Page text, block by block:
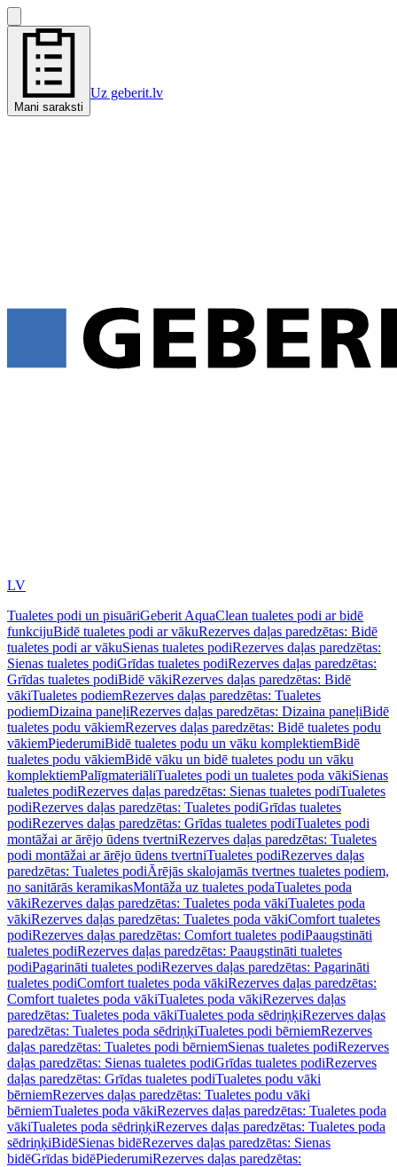
Mani saraksti
Uz geberit.lv
LV
Tualetes podi un pisuāriGeberit AquaClean tualetes podi ar bidē
funkcijuBidē tualetes podi ar vākuRezerves daļas paredzētas: Bidē
tualetes podi ar vākuSienas tualetes podiRezerves daļas paredzētas:
Sienas tualetes podiGrīdas tualetes podiRezerves daļas paredzētas:
Grīdas tualetes podiBidē vākiRezerves daļas paredzētas: Bidē
vākiTualetes podiemRezerves daļas paredzētas: Tualetes
podiemDizaina paneļiRezerves daļas paredzētas: Dizaina paneļiBidē
tualetes podu vākiemRezerves daļas paredzētas: Bidē tualetes podu
vākiemPiederumiBidē tualetes podu un vāku komplektiemBidē
tualetes podu vākiemBidē vāku un bidē tualetes podu un vāku
komplektiemPalīgmateriāliTualetes podi un tualetes poda vākiSienas
tualetes podiRezerves daļas paredzētas: Sienas tualetes podiTualetes
podiRezerves daļas paredzētas: Tualetes podiGrīdas tualetes
podiRezerves daļas paredzētas: Grīdas tualetes podiTualetes podi
montāžai ar ārējo ūdens tvertniRezerves daļas paredzētas: Tualetes
podi montāžai ar ārējo ūdens tvertniTualetes podiRezerves daļas
paredzētas: Tualetes podiĀrējās skalojamās tvertnes tualetes podiem,
no sanitārās keramikasMontāža uz tualetes podaTualetes poda
vākiRezerves daļas paredzētas: Tualetes poda vākiTualetes poda
vākiRezerves daļas paredzētas: Tualetes poda vākiComfort tualetes
podiRezerves daļas paredzētas: Comfort tualetes podiPaaugstināti
tualetes podiRezerves daļas paredzētas: Paaugstināti tualetes
podiPagarināti tualetes podiRezerves daļas paredzētas: Pagarināti
tualetes podiComfort tualetes poda vākiRezerves daļas paredzētas:
Comfort tualetes poda vākiTualetes poda vākiRezerves daļas
paredzētas: Tualetes poda vākiTualetes poda sēdriņķiRezerves daļas
paredzētas: Tualetes poda sēdriņķiTualetes podi bērniemRezerves
daļas paredzētas: Tualetes podi bērniemSienas tualetes podiRezerves
daļas paredzētas: Sienas tualetes podiGrīdas tualetes podiRezerves
daļas paredzētas: Grīdas tualetes podiTualetes podu vāki
bērniemRezerves daļas paredzētas: Tualetes podu vāki
bērniemTualetes poda vākiRezerves daļas paredzētas: Tualetes poda
vākiTualetes poda sēdriņķiRezerves daļas paredzētas: Tualetes poda
sēdriņķiBidēSienas bidēRezerves daļas paredzētas: Sienas
bidēGrīdas bidēPiederumiRezerves daļas paredzētas: